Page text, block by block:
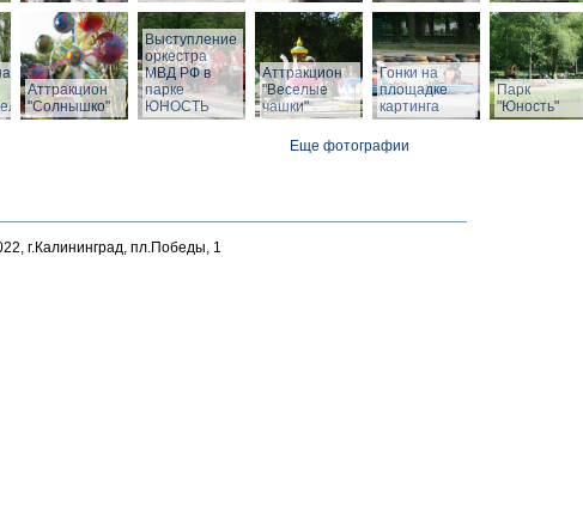
Аттракцион
"Солнышко"
Выступление
оркестра
МВД РФ в
парке
ЮНОСТЬ
Аттракцион
"Веселые
чашки"
Гонки на
площадке
картинга
Парк
"Юность"
Еще фотографии
г.Калининград, пл.Победы, 1